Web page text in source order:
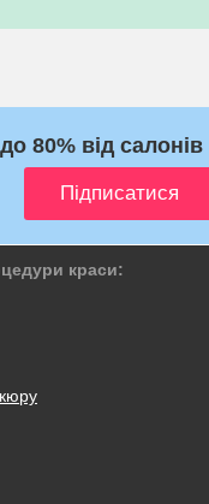
80% від салонів
краси: